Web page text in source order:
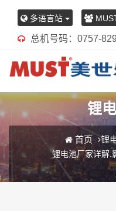
多语言站
总机号码：0757-
锂
首页 锂
锂电池厂家详解: